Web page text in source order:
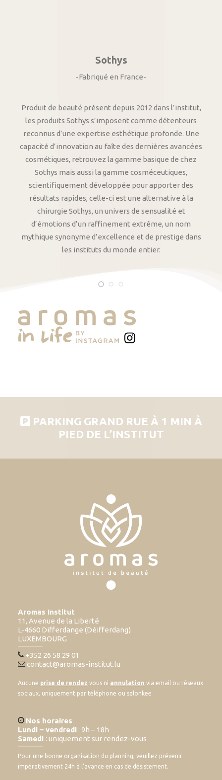
Sothys
-Fabriqué en France-
Produit de beauté présent depuis 2012 dans l’institut,
les produits Sothys s’imposent comme détenteurs
reconnus d’une expertise esthétique profonde. Une
capacité d’innovation au faîte des dernières avancées
cosmétiques, retrouvez la gamme basique de chez
Sothys mais aussi la gamme cosméceutiques,
scientifiquement développée pour apporter des
résultats rapides, celle-ci est une alternative à la
chirurgie Sothys, un univers de sensualité et
d’émotions d’un raffinement extrême, un nom
mythique synonyme d’excellence et de prestige dans
les instituts du monde entier.
PARKING GRAND RUE À 1 MIN À
PIED DE L’INSTITUT
Aromas Institut
11, Avenue de la Liberté
L-4660 Differdange (Déifferdang)
LUXEMBOURG
+352 26 58 29 01
contact@aromas-institut.lu
Aucune prise de rendez vous ni annulation via email ou réseaux
sociaux, uniquement par téléphone ou salonkee
Nos horaires
Lundi – vendredi : 9h – 18h
Samedi : uniquement sur rendez-vous
Pour une bonne organisation du planning, veuillez prévenir
impérativement 24h à l’avance en cas de désistement.